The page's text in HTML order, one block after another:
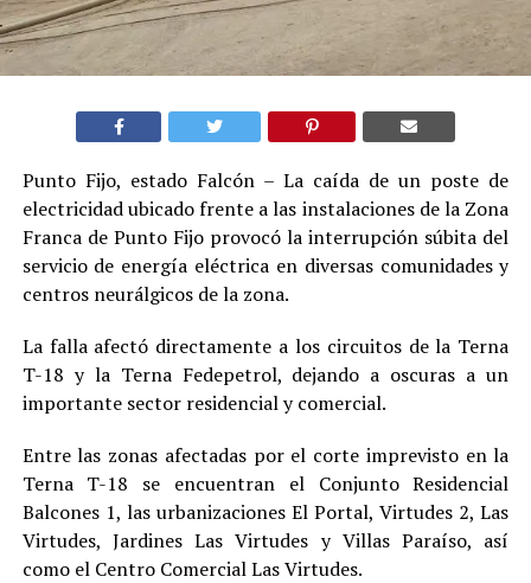
Punto Fijo, estado Falcón – La caída de un poste de
electricidad ubicado frente a las instalaciones de la Zona
Franca de Punto Fijo provocó la interrupción súbita del
servicio de energía eléctrica en diversas comunidades y
centros neurálgicos de la zona.
La falla afectó directamente a los circuitos de la Terna
T-18 y la Terna Fedepetrol, dejando a oscuras a un
importante sector residencial y comercial.
Entre las zonas afectadas por el corte imprevisto en la
Terna T-18 se encuentran el Conjunto Residencial
Balcones 1, las urbanizaciones El Portal, Virtudes 2, Las
Virtudes, Jardines Las Virtudes y Villas Paraíso, así
como el Centro Comercial Las Virtudes.